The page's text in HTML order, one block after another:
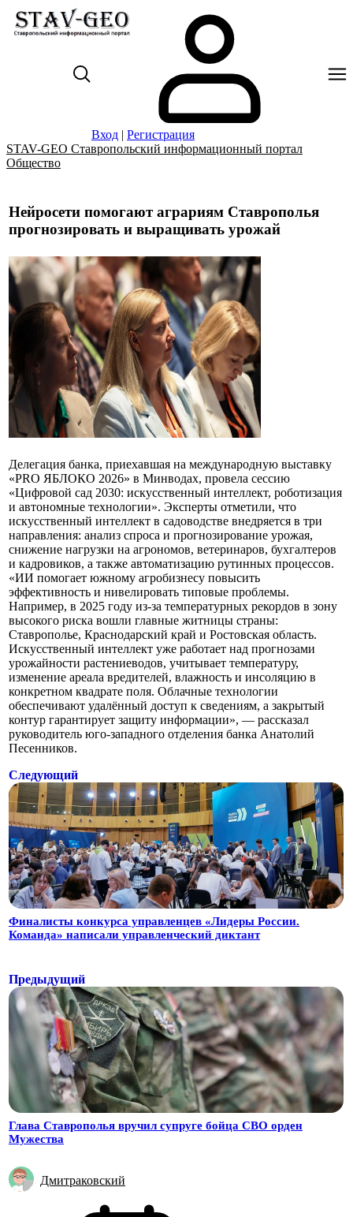
Вход | Регистрация
STAV-GEO Ставропольский информационный портал
Общество
Нейросети помогают аграриям Ставрополья
прогнозировать и выращивать урожай
Делегация банка, приехавшая на международную выставку
«PRO ЯБЛОКО 2026» в Минводах, провела сессию
«Цифровой сад 2030: искусственный интеллект, роботизация
и автономные технологии». Эксперты отметили, что
искусственный интеллект в садоводстве внедряется в три
направления: анализ спроса и прогнозирование урожая,
снижение нагрузки на агрономов, ветеринаров, бухгалтеров
и кадровиков, а также автоматизацию рутинных процессов.
«ИИ помогает южному агробизнесу повысить
эффективность и нивелировать типовые проблемы.
Например, в 2025 году из-за температурных рекордов в зону
высокого риска вошли главные житницы страны:
Ставрополье, Краснодарский край и Ростовская область.
Искусственный интеллект уже работает над прогнозами
урожайности растениеводов, учитывает температуру,
изменение ареала вредителей, влажность и инсоляцию в
конкретном квадрате поля. Облачные технологии
обеспечивают удалённый доступ к сведениям, а закрытый
контур гарантирует защиту информации», — рассказал
руководитель юго-западного отделения банка Анатолий
Песенников.
Следующий
Финалисты конкурса управленцев «Лидеры России.
Команда» написали управленческий диктант
Предыдущий
Глава Ставрополья вручил супруге бойца СВО орден
Мужества
Дмитраковский